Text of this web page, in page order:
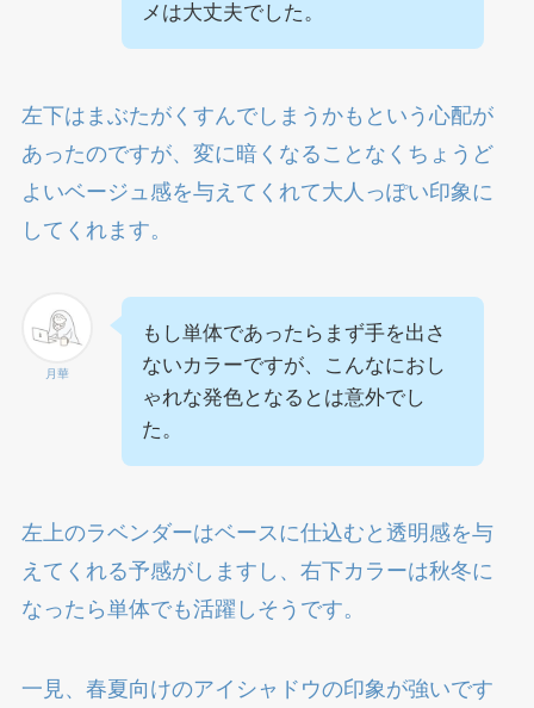
メは大丈夫でした。
左下はまぶたがくすんでしまうかもという心配が
あったのですが、変に暗くなることなくちょうど
よいベージュ感を与えてくれて大人っぽい印象に
してくれます。
月華
もし単体であったらまず手を出さ
ないカラーですが、こんなにおし
ゃれな発色となるとは意外でし
た。
左上のラベンダーはベースに仕込むと透明感を与
えてくれる予感がしますし、右下カラーは秋冬に
なったら単体でも活躍しそうです。
一見、春夏向けのアイシャドウの印象が強いです